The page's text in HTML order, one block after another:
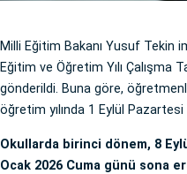
Milli Eğitim Bakanı Yusuf Tekin
Eğitim ve Öğretim Yılı Çalışma
gönderildi. Buna göre,
öğretim yılında 1 Eylül
Okullarda birinci dönem, 8
Ocak 2026 Cuma günü sona